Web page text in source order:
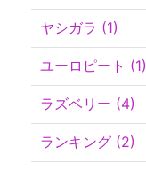
ヤシガラ (1)
ユーロピート (1)
ラズベリー (4)
ランキング (2)